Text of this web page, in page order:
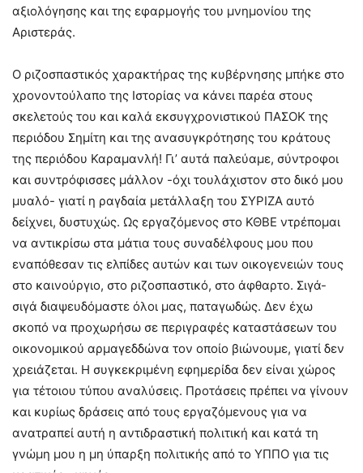
αξιολόγησης και της εφαρμογής του μνημονίου της
Αριστεράς.
Ο ριζοσπαστικός χαρακτήρας της κυβέρνησης μπήκε στο
χρονοντούλαπο της Ιστορίας να κάνει παρέα στους
σκελετούς του και καλά εκσυγχρονιστικού ΠΑΣΟΚ της
περιόδου Σημίτη και της ανασυγκρότησης του κράτους
της περιόδου Καραμανλή! Γι’ αυτά παλεύαμε, σύντροφοι
και συντρόφισσες μάλλον -όχι τουλάχιστον στο δικό μου
μυαλό- γιατί η ραγδαία μετάλλαξη του ΣΥΡΙΖΑ αυτό
δείχνει, δυστυχώς. Ως εργαζόμενος στο ΚΘΒΕ ντρέπομαι
να αντικρίσω στα μάτια τους συναδέλφους μου που
εναπόθεσαν τις ελπίδες αυτών και των οικογενειών τους
στο καινούργιο, στο ριζοσπαστικό, στο άφθαρτο. Σιγά-
σιγά διαψευδόμαστε όλοι μας, παταγωδώς. Δεν έχω
σκοπό να προχωρήσω σε περιγραφές καταστάσεων του
οικονομικού αρμαγεδδώνα τον οποίο βιώνουμε, γιατί δεν
χρειάζεται. Η συγκεκριμένη εφημερίδα δεν είναι χώρος
για τέτοιου τύπου αναλύσεις. Προτάσεις πρέπει να γίνουν
και κυρίως δράσεις από τους εργαζόμενους για να
ανατραπεί αυτή η αντιδραστική πολιτική και κατά τη
γνώμη μου η μη ύπαρξη πολιτικής από το ΥΠΠΟ για τις